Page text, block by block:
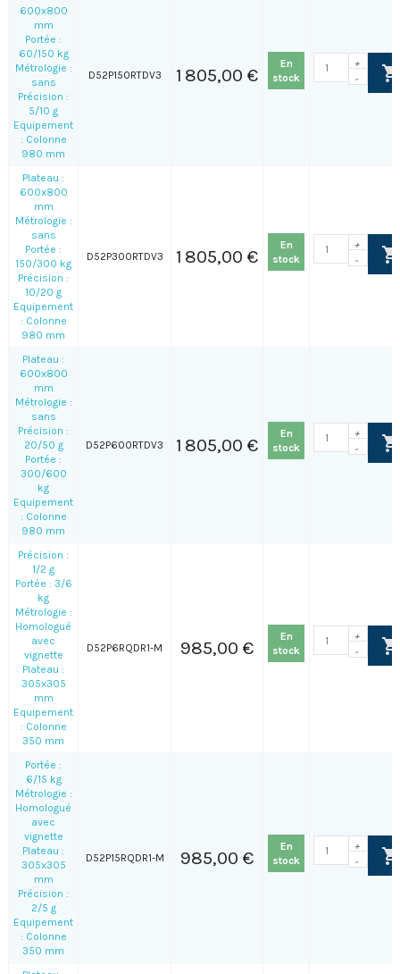
600x800
mm
Portée :
60/150 kg
Métrologie :
sans
Précision :
5/10 g
Equipement
: Colonne
980 mm
D52P150RTDV3 1 805,00 €
En
stock
+
-
Plateau :
600x800
mm
Métrologie :
sans
Portée :
150/300 kg
Précision :
10/20 g
Equipement
: Colonne
980 mm
D52P300RTDV3 1 805,00 €
En
stock
+
-
Plateau :
600x800
mm
Métrologie :
sans
Précision :
20/50 g
Portée :
300/600
kg
Equipement
: Colonne
980 mm
D52P600RTDV3 1 805,00 €
En
stock
+
-
Précision :
1/2 g
Portée : 3/6
kg
Métrologie :
Homologué
avec
vignette
Plateau :
305x305
mm
Equipement
: Colonne
350 mm
D52P6RQDR1-M 985,00 €
En
stock
+
-
Portée :
6/15 kg
Métrologie :
Homologué
avec
vignette
Plateau :
305x305
mm
Précision :
2/5 g
Equipement
: Colonne
350 mm
D52P15RQDR1-M 985,00 €
En
stock
+
-